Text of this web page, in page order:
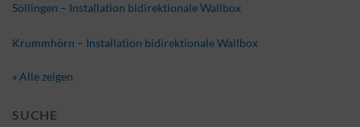
Söllingen – Installation bidirektionale Wallbox
Krummhörn – Installation bidirektionale Wallbox
» Alle zeigen
SUCHE